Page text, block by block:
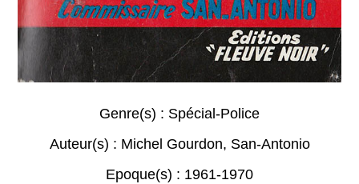
Genre(s) : Spécial-Police
Auteur(s) : Michel Gourdon, San-Antonio
Epoque(s) : 1961-1970